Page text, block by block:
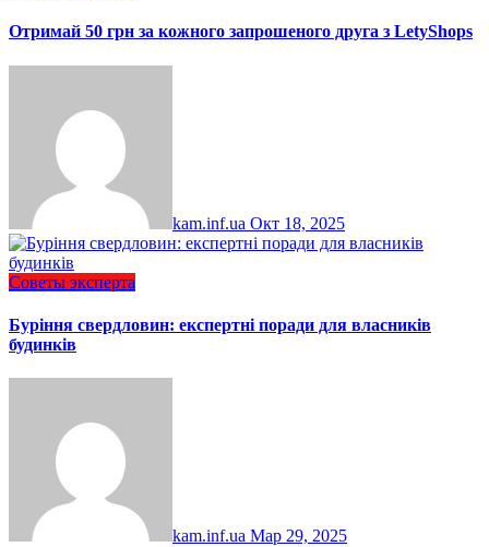
Отримай 50 грн за кожного запрошеного друга з LetyShops
kam.inf.ua Окт 18, 2025
Советы эксперта
Буріння свердловин: експертні поради для власників
будинків
kam.inf.ua Мар 29, 2025